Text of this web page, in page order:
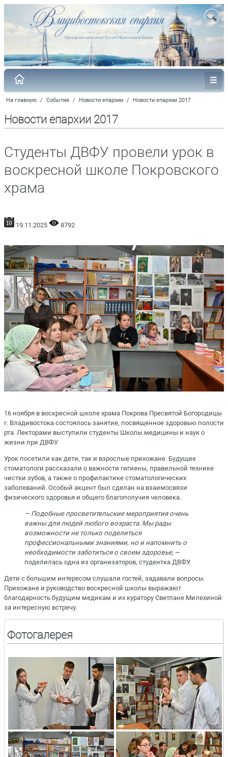
На главную / События / Новости епархии / Новости епархии 2017
Новости епархии 2017
Студенты ДВФУ провели урок в
воскресной школе Покровского
храма
19.11.2025 8792
16 ноября в воскресной школе храма Покрова Пресвятой Богородицы
г. Владивостока состоялось занятие, посвященное здоровью полости
рта. Лекторами выступили студенты Школы медицины и наук о
жизни при ДВФУ.
Урок посетили как дети, так и взрослые прихожане. Будущие
стоматологи рассказали о важности гигиены, правильной технике
чистки зубов, а также о профилактике стоматологических
заболеваний. Особый акцент был сделан на взаимосвязи
физического здоровья и общего благополучия человека.
— Подобные просветительские мероприятия очень
важны для людей любого возраста. Мы рады
возможности не только поделиться
профессиональными знаниями, но и напомнить о
необходимости заботиться о своем здоровье, —
поделилась одна из организаторов, студентка ДВФУ.
Дети с большим интересом слушали гостей, задавали вопросы.
Прихожане и руководство воскресной школы выражают
благодарность будущим медикам и их куратору Светлане Милехиной
за интересную встречу.
Фотогалерея